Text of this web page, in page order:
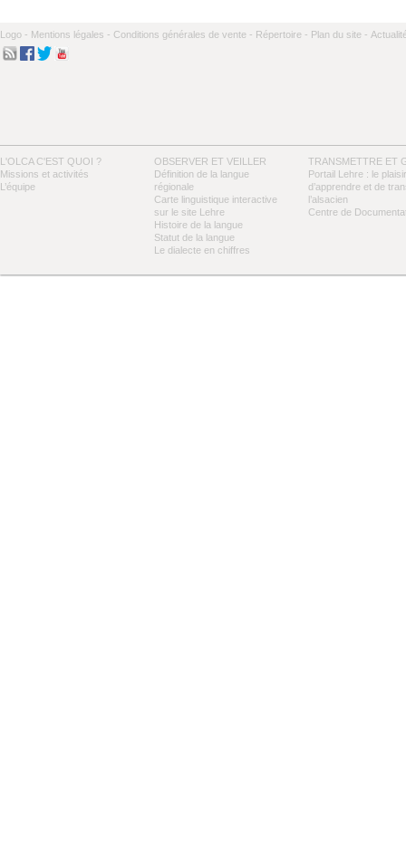
Logo - Mentions légales - Conditions générales de vente - Répertoire - Plan du site -
L'OLCA C'EST QUOI ?
Missions et activités
L’équipe
OBSERVER ET VEILLER
Définition de la langue
régionale
Carte linguistique interactive
sur le site Lehre
Histoire de la langue
Statut de la langue
Le dialecte en chiffres
TRANSMETTRE ET
Portail Lehre : le plaisir
d’apprendre et de
l’alsacien
Centre de